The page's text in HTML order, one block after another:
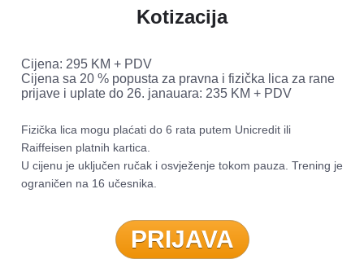
Kotizacija
Cijena: 295 KM + PDV
Cijena sa 20 % popusta za pravna i fizička lica za rane
prijave i uplate do 26. janauara: 235 KM + PDV
Fizička lica mogu plaćati do 6 rata putem Unicredit ili
Raiffeisen platnih kartica.
U cijenu je uključen ručak i osvježenje tokom pauza. Trening je
ograničen na 16 učesnika.
PRIJAVA